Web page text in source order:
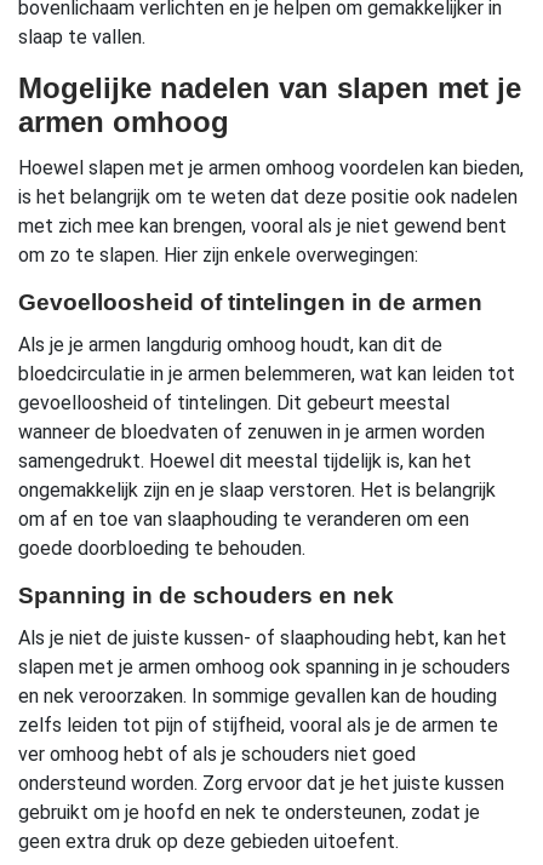
bovenlichaam verlichten en je helpen om gemakkelijker in
slaap te vallen.
Mogelijke nadelen van slapen met je
armen omhoog
Hoewel slapen met je armen omhoog voordelen kan bieden,
is het belangrijk om te weten dat deze positie ook nadelen
met zich mee kan brengen, vooral als je niet gewend bent
om zo te slapen. Hier zijn enkele overwegingen:
Gevoelloosheid of tintelingen in de armen
Als je je armen langdurig omhoog houdt, kan dit de
bloedcirculatie in je armen belemmeren, wat kan leiden tot
gevoelloosheid of tintelingen. Dit gebeurt meestal
wanneer de bloedvaten of zenuwen in je armen worden
samengedrukt. Hoewel dit meestal tijdelijk is, kan het
ongemakkelijk zijn en je slaap verstoren. Het is belangrijk
om af en toe van slaaphouding te veranderen om een
goede doorbloeding te behouden.
Spanning in de schouders en nek
Als je niet de juiste kussen- of slaaphouding hebt, kan het
slapen met je armen omhoog ook spanning in je schouders
en nek veroorzaken. In sommige gevallen kan de houding
zelfs leiden tot pijn of stijfheid, vooral als je de armen te
ver omhoog hebt of als je schouders niet goed
ondersteund worden. Zorg ervoor dat je het juiste kussen
gebruikt om je hoofd en nek te ondersteunen, zodat je
geen extra druk op deze gebieden uitoefent.